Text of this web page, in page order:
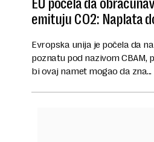
EU počela da
emituju CO2: Naplata
Evropska unija je počela da
poznatu pod nazivom CBAM,
bi ovaj namet mogao da zna...